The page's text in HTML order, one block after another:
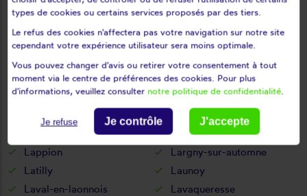
La vallée-au-blé
La vallée-mulâtre
La ville-aux-bois-lès-dizy
La ville-aux-bois-lès-pontavert
Laigny
Lanchy
Landicourt
Landifay-et-bertaignemont
Landouzy-la-cour
Landouzy-la-ville
Landricourt
Laon
Lappion
Largny-sur-automne
Latilly
Launoy
Laval-en-laonnois
Lavaqueresse
types de cookies ou certains services proposés par des tiers.
Le refus des cookies n'affectera pas votre navigation sur notre site
cependant votre expérience utilisateur sera moins optimale.
Vous pouvez changer d'avis ou retirer votre consentement à tout
moment via le centre de préférences des cookies. Pour plus
d'informations, veuillez consulter notre politique de confidentialité.
Je refuse Je contrôle J'accepte